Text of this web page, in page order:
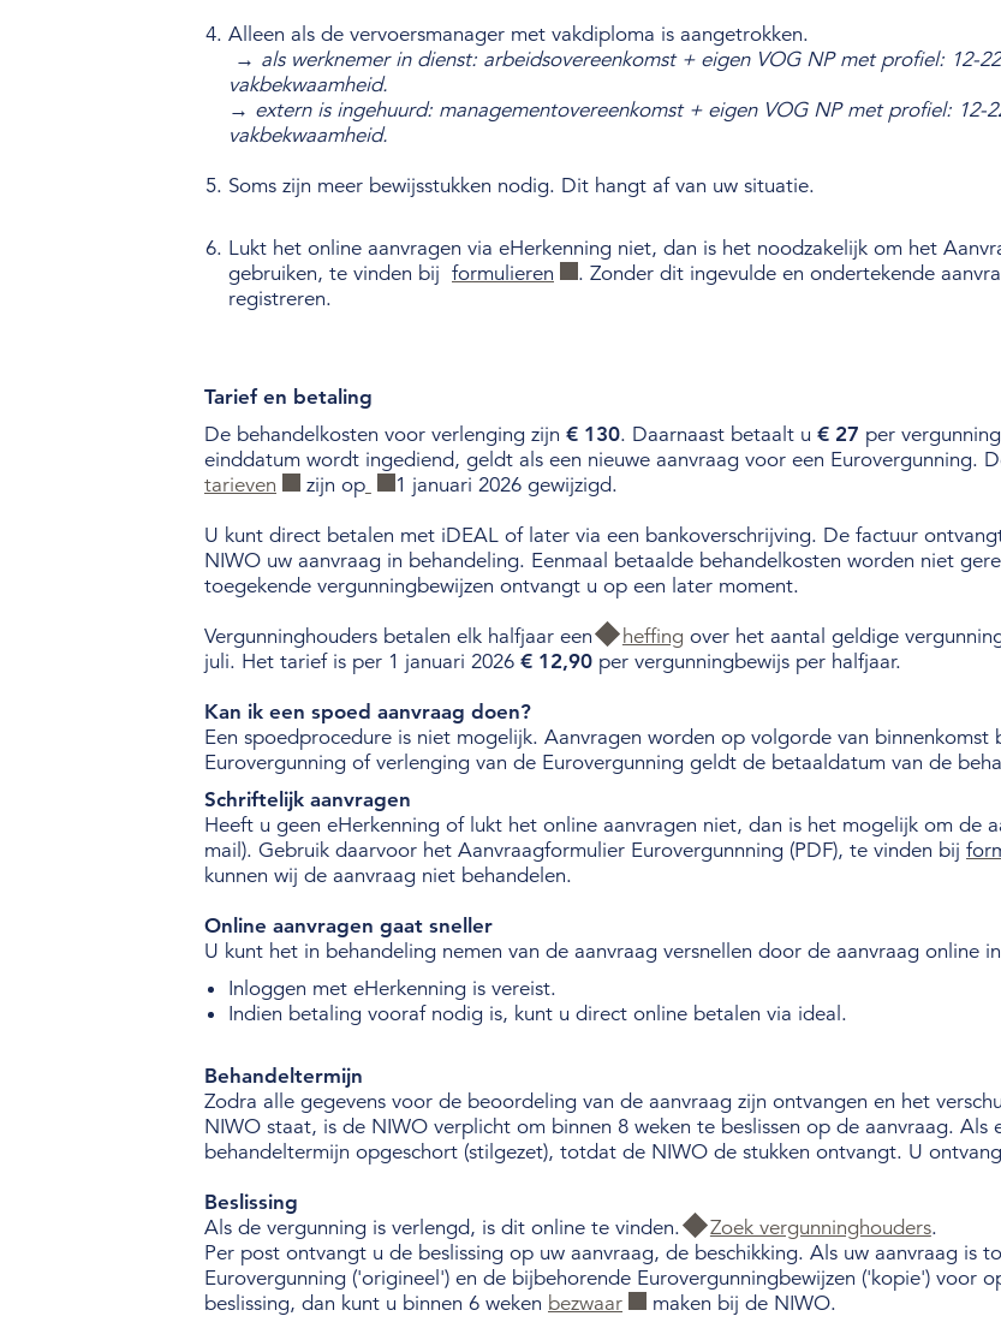
Alleen als de vervoersmanager met vakdiploma is aangetrokken.
→ als werknemer in dienst: arbeidsovereenkomst + eigen VOG NP met profiel: 12-
vakbekwaamheid.
→ extern is ingehuurd: managementovereenkomst + eigen VOG NP met profiel: 12-
vakbekwaamheid.
Soms zijn meer bewijsstukken nodig. Dit hangt af van uw situatie.
Lukt het online aanvragen via eHerkenning niet, dan is het noodzakelijk om het
gebruiken, te vinden bij formulieren
. Zonder dit ingevulde en ondertekende
registreren.
Tarief en betaling
De behandelkosten voor verlenging zijn € 130. Daarnaast betaalt u € 27 per
einddatum wordt ingediend, geldt als een nieuwe aanvraag voor een Eurovergunning.
tarieven
zijn op
1 januari 2026 gewijzigd.
U kunt direct betalen met iDEAL of later via een bankoverschrijving. De factuur
NIWO uw aanvraag in behandeling. Eenmaal betaalde behandelkosten worden niet
toegekende vergunningbewijzen ontvangt u op een later moment.
Vergunninghouders betalen elk halfjaar een
heffing over het aantal geldige
juli. Het tarief is per 1 januari 2026 € 12,90 per vergunningbewijs per halfjaar.
Kan ik een spoed aanvraag doen?
Een spoedprocedure is niet mogelijk. Aanvragen worden op volgorde van binnenkomst
Eurovergunning of verlenging van de Eurovergunning geldt de betaaldatum van de
Schriftelijk aanvragen
Heeft u geen eHerkenning of lukt het online aanvragen niet, dan is het mogelijk om de
mail). Gebruik daarvoor het Aanvraagformulier Eurovergunnning (PDF), te vinden bij
kunnen wij de aanvraag niet behandelen.
Online aanvragen gaat sneller
U kunt het in behandeling nemen van de aanvraag versnellen door de aanvraag online
Inloggen met eHerkenning is vereist.
Indien betaling vooraf nodig is, kunt u direct online betalen via ideal.
Behandeltermijn
Zodra alle gegevens voor de beoordeling van de aanvraag zijn ontvangen en het
NIWO staat, is de NIWO verplicht om binnen 8 weken te beslissen op de aanvraag.
behandeltermijn opgeschort (stilgezet), totdat de NIWO de stukken ontvangt. U
Beslissing
Als de vergunning is verlengd, is dit online te vinden. Zoek vergunninghouders.
Per post ontvangt u de beslissing op uw aanvraag, de beschikking. Als uw aanvraag is
Eurovergunning ('origineel') en de bijbehorende Eurovergunningbewijzen ('kopie') voor
beslissing, dan kunt u binnen 6 weken bezwaar maken bij de NIWO.